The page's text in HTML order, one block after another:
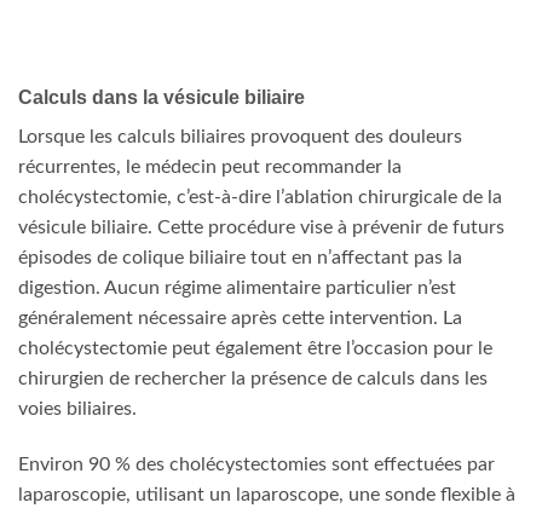
Calculs dans la vésicule biliaire
Lorsque les calculs biliaires provoquent des douleurs
récurrentes, le médecin peut recommander la
cholécystectomie, c’est-à-dire l’ablation chirurgicale de la
vésicule biliaire. Cette procédure vise à prévenir de futurs
épisodes de colique biliaire tout en n’affectant pas la
digestion. Aucun régime alimentaire particulier n’est
généralement nécessaire après cette intervention. La
cholécystectomie peut également être l’occasion pour le
chirurgien de rechercher la présence de calculs dans les
voies biliaires.
Environ 90 % des cholécystectomies sont effectuées par
laparoscopie, utilisant un laparoscope, une sonde flexible à